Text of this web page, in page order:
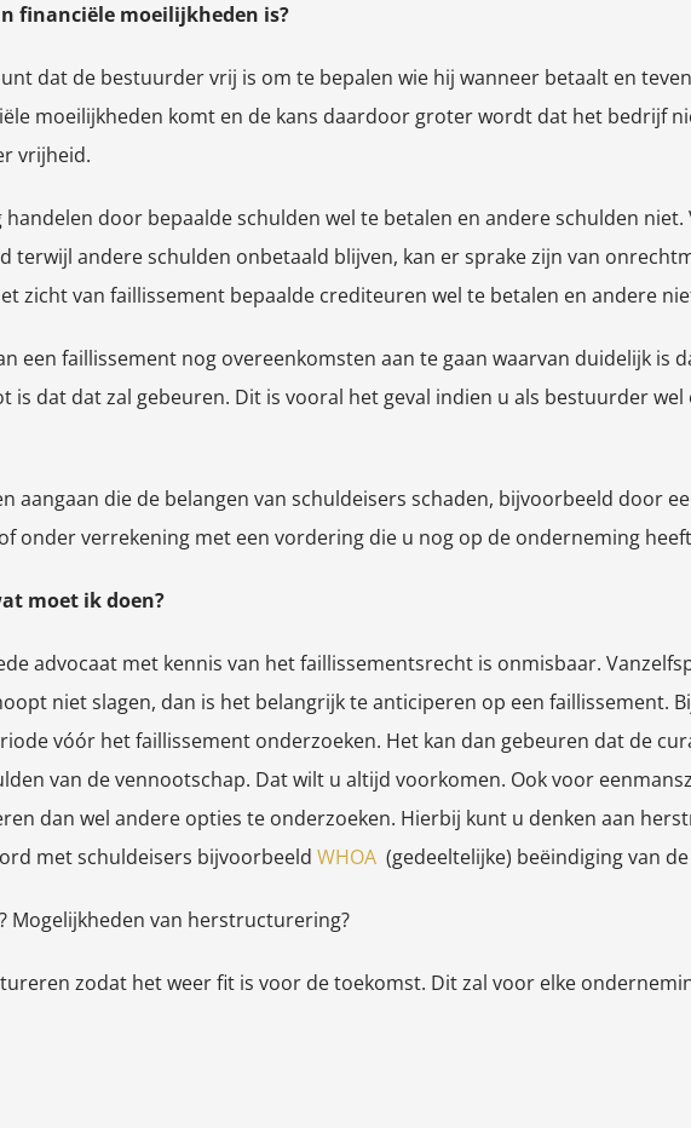
financiële moeilijkheden is?
dat de bestuurder vrij is om te bepalen wie hij wanneer betaalt en
moeilijkheden komt en de kans daardoor groter wordt dat het bedrijf
vrijheid.
door bepaalde schulden wel te betalen en andere schulden niet.
terwijl andere schulden onbetaald blijven, kan er sprake zijn van
zicht van faillissement bepaalde crediteuren wel te betalen en andere
een faillissement nog overeenkomsten aan te gaan waarvan duidelijk is
is dat dat zal gebeuren. Dit is vooral het geval indien u als bestuurder
aangaan die de belangen van schuldeisers schaden, bijvoorbeeld door
onder verrekening met een vordering die u nog op de onderneming
moet ik doen?
advocaat met kennis van het faillissementsrecht is onmisbaar.
niet slagen, dan is het belangrijk te anticiperen op een faillissement.
vóór het faillissement onderzoeken. Het kan dan gebeuren dat de
van de vennootschap. Dat wilt u altijd voorkomen. Ook voor
dan wel andere opties te onderzoeken. Hierbij kunt u denken aan
met schuldeisers bijvoorbeeld WHOA(gedeeltelijke) beëindiging van
Mogelijkheden van herstructurering?
zodat het weer fit is voor de toekomst. Dit zal voor elke